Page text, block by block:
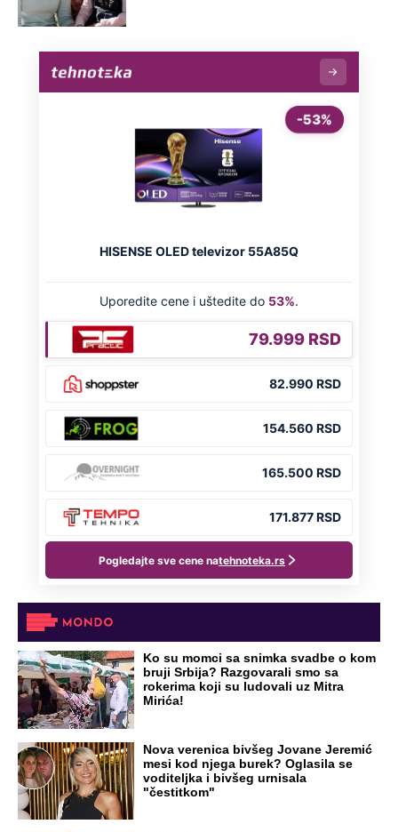
Ko su momci sa snimka svadbe o kom
bruji Srbija? Razgovarali smo sa
rokerima koji su ludovali uz Mitra
Mirića!
Nova verenica bivšeg Jovane Jeremić
mesi kod njega burek? Oglasila se
voditeljka i bivšeg urnisala
"čestitkom"